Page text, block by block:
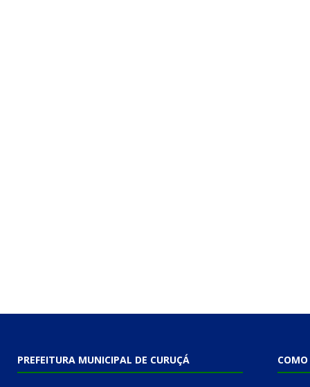
PREFEITURA MUNICIPAL DE CURUÇÁ COMO